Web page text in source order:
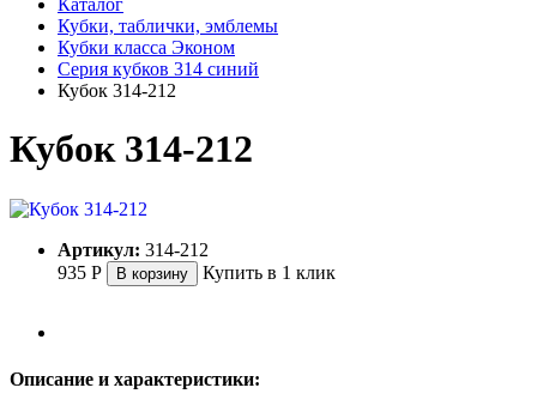
Кубки, таблички, эмблемы
Кубки класса Эконом
Серия кубков 314 синий
Кубок 314‑212
Кубок 314‑212
Артикул: 314-212
935 Р В корзину Купить в 1 клик
Описание и характеристики: